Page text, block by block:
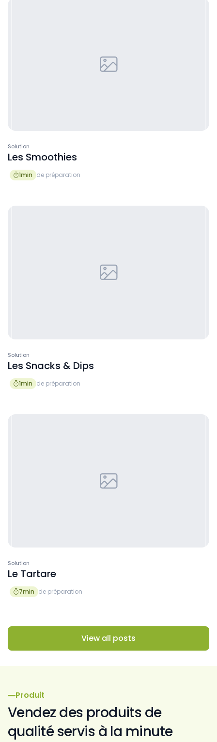
Solution
Les Smoothies
1min de préparation
Solution
Les Snacks & Dips
1min de préparation
Solution
Le Tartare
7min de préparation
View all posts
Produit
Vendez des produits de
qualité servis à la minute